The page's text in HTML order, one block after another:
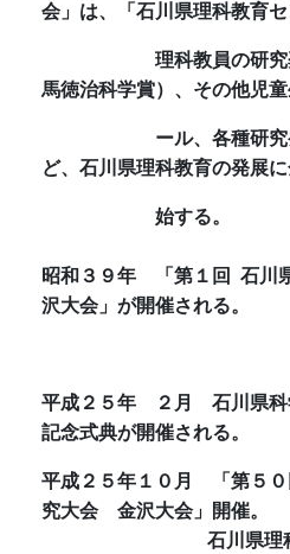
会」は、「石川県理科教育セ
理科教員の研究
馬徳治科学賞）、その他児
ール、各種研究発
ど、石川県理科教育の発展
始する。
昭和３９年 「 第１回 石川
沢大会」が開催される。
平成２５年 ２月 石川県
記念式典が開催される。
平成２５年１０月
「第５
究大会 金沢大会」開催。
石川県理科教育